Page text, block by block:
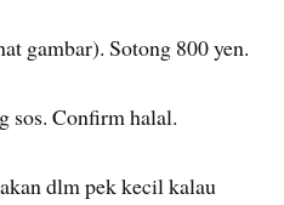
gambar). Sotong 800 yen.
sos. Confirm halal.
dlm pek kecil kalau